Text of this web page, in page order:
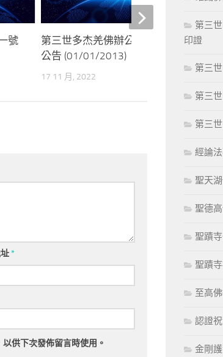
號
第三世多杰羌佛辦公室 第三十一號
公告 (01/01/2013)
17 11 月, 2022
址*
供下次發佈留言時使用。
第三
印證
第三
第三
第三
經論
聖天
聖德
聖蹟
聖蹟
至高
認證
金剛